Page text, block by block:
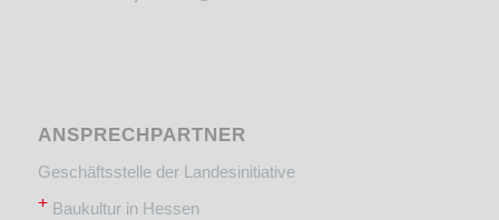
ANSPRECHPARTNER
Geschäftsstelle der Landesinitiative
+Baukultur in Hessen